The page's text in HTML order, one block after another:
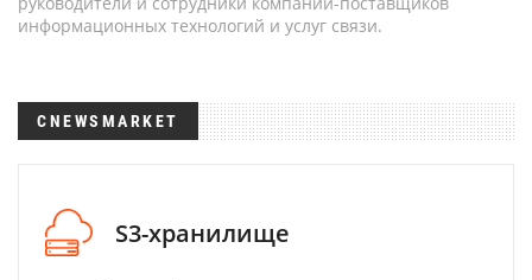
информационных технологий и услуг связи.
CNEWSMARKET
S3-хранилище